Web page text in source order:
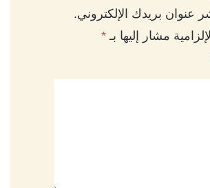
عنوان بريدك الإلكتروني.
مشار إليها بـ *